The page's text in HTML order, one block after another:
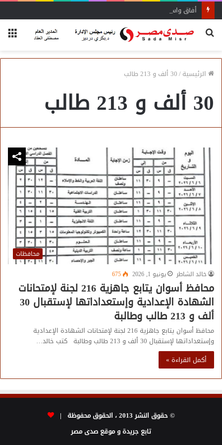
بحث
الرئيسية/30 ألف و 213 طالب
30 ألف و 213 طالب
محافظات
خالد الشاطر
يونيو 1, 2026 675
محافظ أسوان يتابع جاهزية 216 لجنة لإمتحانات
الشهادة الإعدادية وإستعداداتها لإستقبال 30
ألف و 213 طالب وطالبة
محافظ أسوان يتابع جاهزية 216 لجنة لإمتحانات الشهادة الإعدادية
وإستعداداتها لإستقبال 30 ألف و 213 طالب وطالبة كتب خالد…
أكمل القراءة »
© حقوق النشر 2013 ، الحقوق محفوظة |
تابع جريدة و موقع صدى مصر